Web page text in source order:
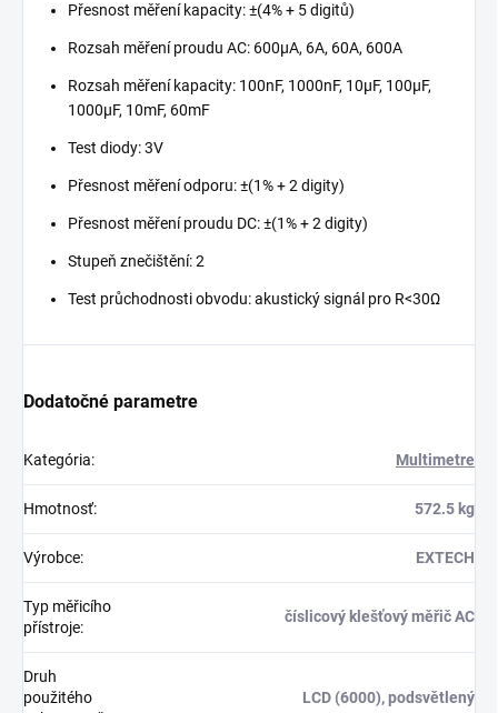
Přesnost měření kapacity: ±(4% + 5 digitů)
Rozsah měření proudu AC: 600µA, 6A, 60A, 600A
Rozsah měření kapacity: 100nF, 1000nF, 10µF, 100µF,
1000µF, 10mF, 60mF
Test diody: 3V
Přesnost měření odporu: ±(1% + 2 digity)
Přesnost měření proudu DC: ±(1% + 2 digity)
Stupeň znečištění: 2
Test průchodnosti obvodu: akustický signál pro R<30Ω
Dodatočné parametre
Kategória: Multimetre
Hmotnosť: 572.5 kg
Výrobce: EXTECH
Typ měřicího
přístroje:
číslicový klešťový měřič AC
Druh
použitého
LCD (6000), podsvětlený